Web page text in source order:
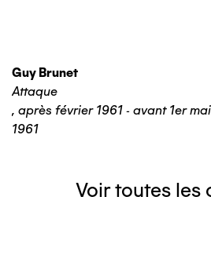
Guy Brunet
Attaque
, après février 1961 - avant 1er mai
1961
Voir toutes les